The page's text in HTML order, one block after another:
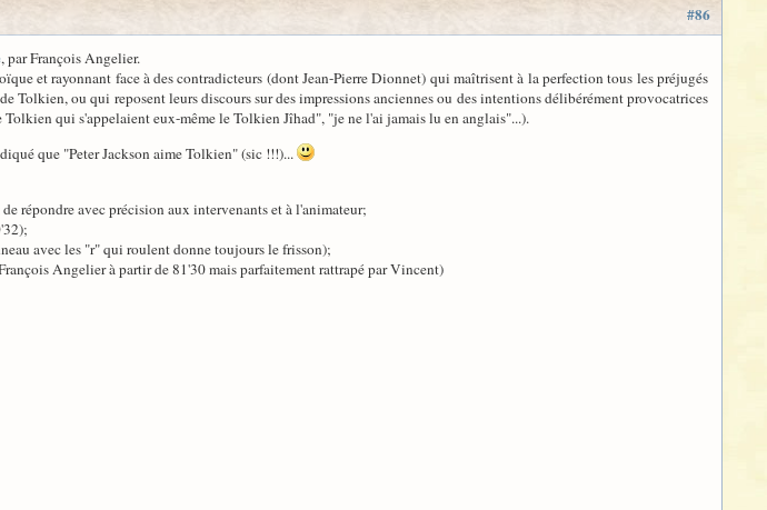
#86
, par François Angelier.
et rayonnant face à des contradicteurs (dont Jean-Pierre Dionnet) qui maîtrisent à la perfection tous les préjugés
Tolkien, ou qui reposent leurs discours sur des impressions anciennes ou des intentions délibérément provocatrices
qui s'appelaient eux-même le Tolkien Jîhad", "je ne l'ai jamais lu en anglais"...).
que "Peter Jackson aime Tolkien" (sic !!!)...
répondre avec précision aux intervenants et à l'animateur;
avec les "r" qui roulent donne toujours le frisson);
Angelier à partir de 81'30 mais parfaitement rattrapé par Vincent)